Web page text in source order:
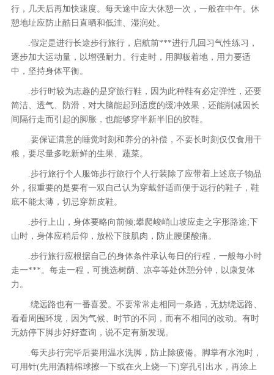
行，几天后再加快速度。每天途中应大休憩一次，一般在中午。休
憩地址应防止酷日直晒和低洼、湿润处。
.假定是进行长途步行旅行，启航前***进行几回习气性练习，
逐步加大运动量，以增强耐力。行走时，用脚板着地，用力要适
中，坚持身体平衡。
.步行时较为志趣的是穿旅行鞋，因为此种鞋有必定弹性，还要
简洁、透气、防滑，对大脑能起到适度的缓冲效果，还能削减因长
间隔行走而引起的脚胀，也能够穿半新半旧的胶鞋。
.要保证满意的睡觉时刻和养分的补偿，不要长时刻仅仅食用干
粮，要尽量多吃新鲜的生果、蔬菜。
.步行旅行个人服饰步行旅行个人行装除了应带着上述底子物品
外，很重要的是要有一双自己认为穿戴舒适而便于远行的鞋子，鞋
底不能太薄，切忌穿新皮鞋。
.步行上山，身体要略向前倾;攀爬峻峭山坡应走之字形路途;下
山时，身体应稍后仰，放松下肢肌肉，防止腰腿酸痛。
.步行旅行应根据自己的身体条件承认每日的行程，一般每小时
走一***。每走一程，可挑选树荫、凉亭等处休憩分钟，以康复体
力。
.绕远路也有一番喜爱。不要常常走相同一条路，无妨绕远路、
看看周围环境，因为气候、时节的不同，而有不相同的改动。有时
无妨停下脚步好好查询，说不定有新发现。
.每天步行完毕后要用温水洗脚，防止除疲倦。脚掌有水泡时，
可用针(先用酒精棉球擦一下或在火上烧一下)穿孔引出水，再涂上